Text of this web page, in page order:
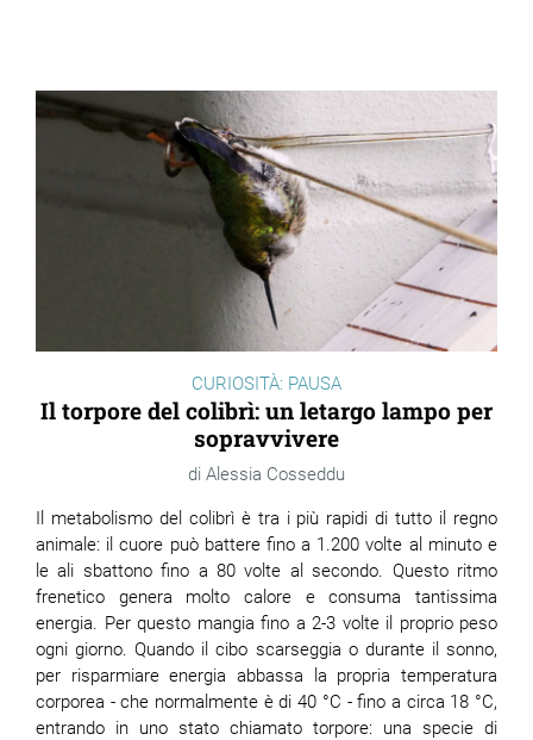
CURIOSITÀ: PAUSA
Il torpore del colibrì: un letargo lampo per
sopravvivere
Alessia Cosseddu
Il metabolismo del colibrì è tra i più rapidi di tutto il regno
animale: il cuore può battere fino a 1.200 volte al minuto e
le ali sbattono fino a 80 volte al secondo. Questo ritmo
frenetico genera molto calore e consuma tantissima
energia. Per questo mangia fino a 2-3 volte il proprio peso
ogni giorno. Quando il cibo scarseggia o durante il sonno,
per risparmiare energia abbassa la propria temperatura
corporea - che normalmente è di 40 °C - fino a circa 18 °C,
entrando in uno stato chiamato torpore: una specie di